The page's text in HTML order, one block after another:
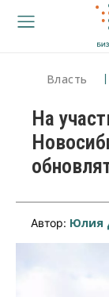
Власть
На
Автор: Юлия